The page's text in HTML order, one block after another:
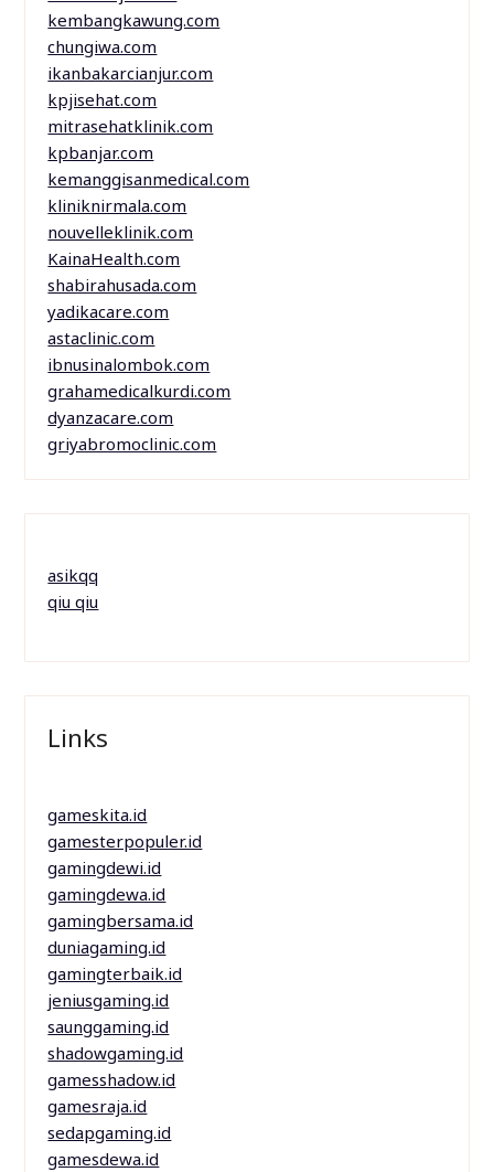
kembangkawung.com
chungiwa.com
ikanbakarcianjur.com
kpjisehat.com
mitrasehatklinik.com
kpbanjar.com
kemanggisanmedical.com
kliniknirmala.com
nouvelleklinik.com
KainaHealth.com
shabirahusada.com
yadikacare.com
astaclinic.com
ibnusinalombok.com
grahamedicalkurdi.com
dyanzacare.com
griyabromoclinic.com
asikqq
qiu qiu
Links
gameskita.id
gamesterpopuler.id
gamingdewi.id
gamingdewa.id
gamingbersama.id
duniagaming.id
gamingterbaik.id
jeniusgaming.id
saunggaming.id
shadowgaming.id
gamesshadow.id
gamesraja.id
sedapgaming.id
gamesdewa.id